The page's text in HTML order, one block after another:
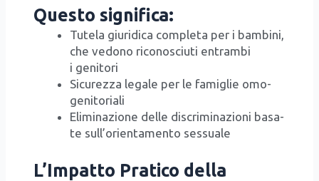
Questo significa:
Tute­la giu­ri­di­ca com­ple­ta per i bam­bi­ni,
che vedo­no rico­no­sciu­ti entram­bi
i geni­to­ri
Sicu­rez­za lega­le per le fami­glie omo­
ge­ni­to­ria­li
Eli­mi­na­zio­ne del­le discri­mi­na­zio­ni basa­
te sul­l’o­rien­ta­men­to ses­sua­le
L’Impatto Pratico della